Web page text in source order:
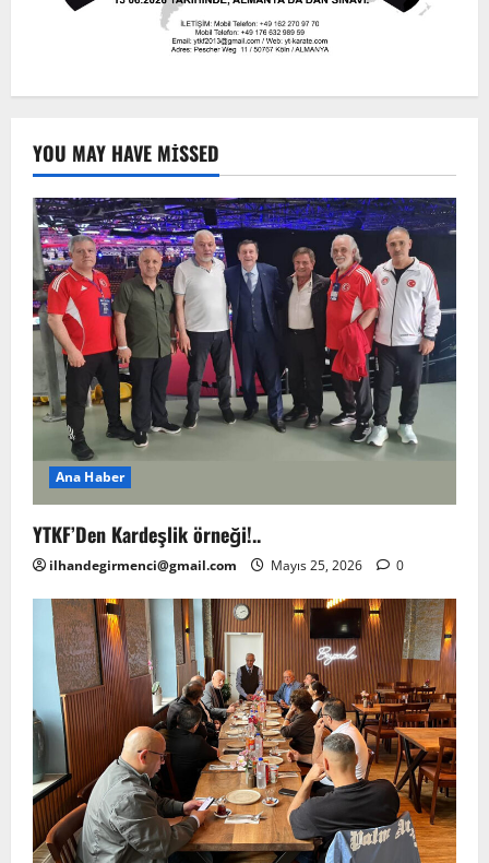
YOU MAY HAVE MISSED
Ana Haber
YTKF’Den Kardeşlik örneği!..
ilhandegirmenci@gmail.com Mayıs 25, 2026 0